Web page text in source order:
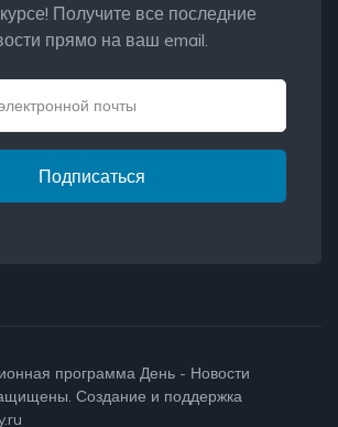
Получите все последние
прямо на ваш email.
Подписаться
программа День - Новости
Создание и поддержка